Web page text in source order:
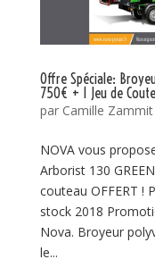
Offre Spéciale:
750€ + 1 Jeu de
par Camille Zammit
NOVA vous
Arborist 130
couteau OFFERT !
stock 2018
Nova. Broyeur
le...